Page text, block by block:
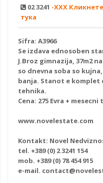
02 3241 -XXX Кликнете
тука
Sifra: A3966
Se izdava ednosoben
J.Broz gimnazija, 37m2
so dnevna soba so
banja. Stanot e komplet
tehnika.
Cena: 275 Evra +
www.novelestate.com
Kontakt: Novel
tel. +389 (0) 2 3241 154
mob. +389 (0) 78 454 915
e-mail.